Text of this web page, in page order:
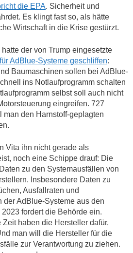
die EPA. Sicherheit und
Es klingt fast so, als hätte
Wirtschaft in die Krise gestürzt.
der von Trump eingesetzte
AdBlue-Systeme geschliffen:
Baumaschinen sollen bei AdBlue-
ins Notlaufprogramm schalten
selbst soll auch nicht
eingreifen. 727
den Harnstoff-geplagten
Vita ihn nicht gerade als
noch eine Schippe drauf: Die
zu den Systemausfällen von
Insbesondere Daten zu
Ausfallraten und
der AdBlue-Systeme aus den
fordert die Behörde ein.
haben die Hersteller dafür,
man will die Hersteller für die
zur Verantwortung zu ziehen.